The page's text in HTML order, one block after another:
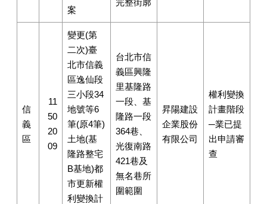
案
完整街廓
信
義
區
11
50
20
09
變更(第
二次)臺
北市信義
區逸仙段
三小段34
地號等6
筆(原4筆)
土地(基
隆路整宅
B基地)都
市更新權
利變換計
台北市信
義區興隆
里基隆路
一段、基
隆路一段
364巷、
光復南路
421巷及
無名巷所
圍範圍
昇陽建設
企業股份
有限公司
權利變換
計畫階段
─業已提
出申請審
查